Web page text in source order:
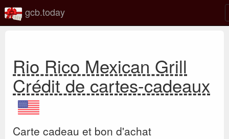
gcb.today
Rio Rico Mexican Grill
Crédit de cartes-cadeaux
Carte cadeau et bon d'achat